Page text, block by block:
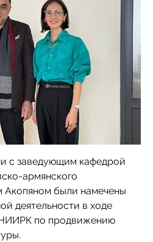
с заведующим кафедрой
армянского
Акопяном были намечены
деятельности в ходе
по продвижению